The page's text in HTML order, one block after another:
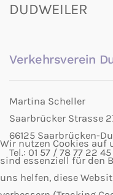
DUDWEILER
Verkehrsverein
Martina Scheller
Saarbrücker Strasse
66125 Saarbrücken-
Tel.: 01 57 / 78 77 22 45
Wir nutzen Cookies auf
sind essenziell für den
uns helfen, diese